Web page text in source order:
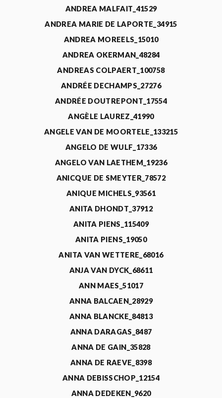
ANDREA MALFAIT_41529
ANDREA MARIE DE LAPORTE_34915
ANDREA MOREELS_15010
ANDREA OKERMAN_48284
ANDREAS COLPAERT_100758
ANDRÉE DECHAMPS_27276
ANDRÉE DOUTREPONT_17554
ANGÈLE LAUREZ_41990
ANGELE VAN DE MOORTELE_133215
ANGELO DE WULF_17336
ANGELO VAN LAETHEM_19236
ANICQUE DE SMEYTER_78572
ANIQUE MICHELS_93561
ANITA DHONDT_37912
ANITA PIENS_115409
ANITA PIENS_19050
ANITA VAN WETTERE_68016
ANJA VAN DYCK_68611
ANN MAES_51017
ANNA BALCAEN_28929
ANNA BLANCKE_84813
ANNA DARAGAS_8487
ANNA DE GAIN_35828
ANNA DE RAEVE_8398
ANNA DEBISSCHOP_12154
ANNA DEDEKEN_9620